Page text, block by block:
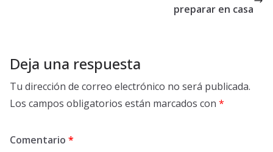
preparar en casa
Deja una respuesta
Tu dirección de correo electrónico no será publicada.
Los campos obligatorios están marcados con *
Comentario *